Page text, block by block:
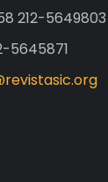
212-5649803
5645871